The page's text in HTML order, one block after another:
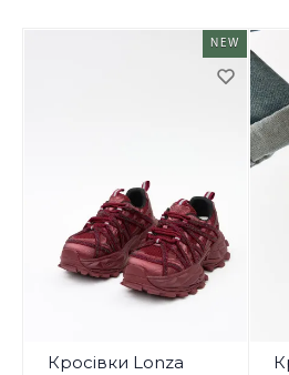
NEW
Кросівки Lonza